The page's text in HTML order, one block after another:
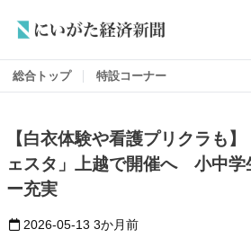
総合トップ 特設コーナー
【白衣体験や看護プリクラも
ェスタ」上越で開催へ 小中学
ー充実
2026-05-13 3か月前